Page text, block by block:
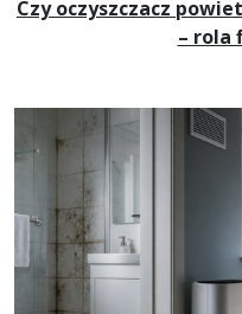
Czy oczyszczacz
– rola